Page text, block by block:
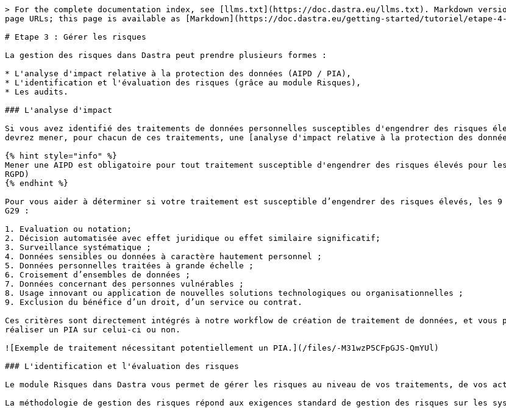
> For the complete documentation index, see [llms.txt](https://doc.dastra.eu/llms.txt). Markdown
page URLs; this page is available as [Markdown](https://doc.dastra.eu/getting-started/tutoriel/etape-
# Etape 3 : Gérer les risques
La gestion des risques dans Dastra peut prendre plusieurs formes :
* L'analyse d'impact relative à la protection des données (AIPD / PIA),
* L'identification et l'évaluation des risques (grâce au module Risques),
* Les audits.
### L'analyse d'impact
Si vous avez identifié des traitements de données personnelles susceptibles d'engendrer des risques
devrez mener, pour chacun de ces traitements, une [analyse d'impact relative à la protection des
{% hint style="info" %}
Mener une AIPD est obligatoire pour tout traitement susceptible d'engendrer des risques élevés pour
RGPD)
{% endhint %}
Pour vous aider à déterminer si votre traitement est susceptible d’engendrer des risques élevés,
G29 :
1. Evaluation ou notation;
2. Décision automatisée avec effet juridique ou effet similaire significatif;
3. Surveillance systématique ;
4. Données sensibles ou données à caractère hautement personnel ;
5. Données personnelles traitées à grande échelle ;
6. Croisement d’ensembles de données ;
7. Données concernant des personnes vulnérables ;
8. Usage innovant ou application de nouvelles solutions technologiques ou organisationnelles ;
9. Exclusion du bénéfice d’un droit, d’un service ou contrat.
Ces critères sont directement intégrés à notre workflow de création de traitement de données, et
réaliser un PIA sur celui-ci ou non.
![Exemple de traitement nécessitant potentiellement un PIA.](/files/-M31wzP5CFpGJS-QmYUl)
### L'identification et l'évaluation des risques
Le module Risques dans Dastra vous permet de gérer les risques au niveau de vos traitements, de
La méthodologie de gestion des risques répond aux exigences standard de gestion des risques sur les